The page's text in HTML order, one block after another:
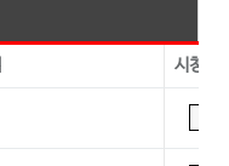
시청등